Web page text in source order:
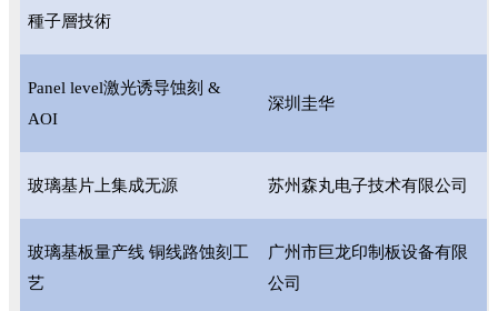
種子層技術
Panel level激光诱导蚀刻 &
AOI
深圳圭华
玻璃基片上集成无源 苏州森丸电子技术有限公司
玻璃基板量产线 铜线路蚀刻工
艺
广州市巨龙印制板设备有限
公司